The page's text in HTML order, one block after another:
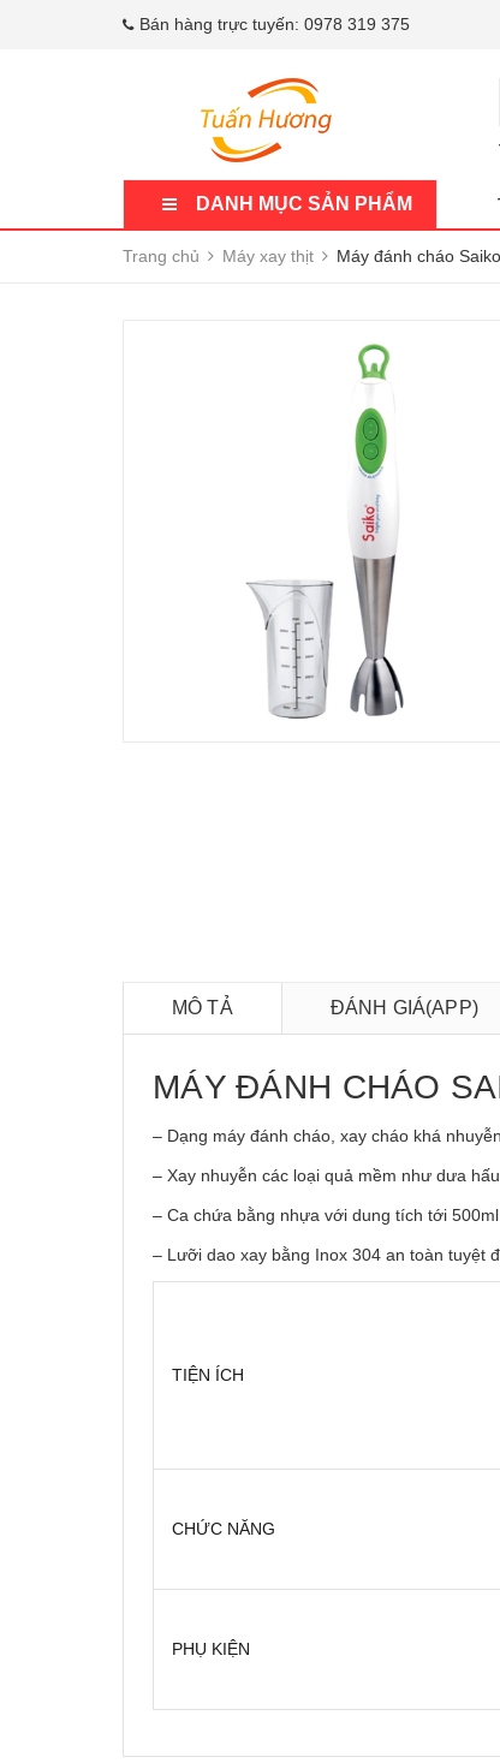
Bán hàng trực tuyến: 0978 319 375
DANH MỤC SẢN PHẨM
Trang chủ Máy xay thịt Máy đánh cháo
MÔ TẢ ĐÁNH GIÁ(APP)
MÁY ĐÁNH CHÁO
– Dạng máy đánh cháo, xay cháo khá
– Xay nhuyễn các loại quả mềm như dưa
– Ca chứa bằng nhựa với dung tích tới 500ml
– Lưỡi dao xay bằng Inox 304 an toàn tuyệt
TIỆN ÍCH
CHỨC NĂNG
PHỤ KIỆN